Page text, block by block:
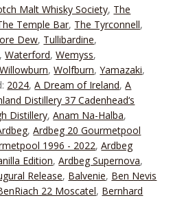
Malt Whisky Society, The
Temple Bar, The Tyrconnell,
Dew, Tullibardine,
,Waterford,Wemyss,
Willowburn,Wolfburn,Yamazaki,
2024,A Dream of Ireland,A
Distillery 37 Cadenhead‘s
Distillery,Anam Na-Halba,
,Ardbeg 20 Gourmetpool
1996 - 2022,Ardbeg
Edition,Ardbeg Supernova,
Release, Balvenie, Ben Nevis
22 Moscatel, Bernhard